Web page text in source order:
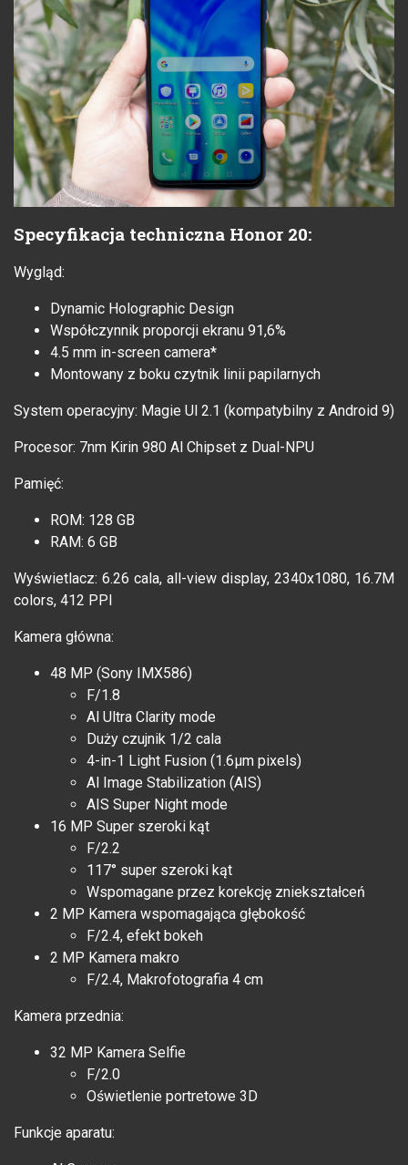
Specyfikacja techniczna Honor 20:
Wygląd:
Dynamic Holographic Design
Współczynnik proporcji ekranu 91,6%
4.5 mm in-screen camera*
Montowany z boku czytnik linii papilarnych
System operacyjny: Magie Ul 2.1 (kompatybilny z Android 9)
Procesor: 7nm Kirin 980 Al Chipset z Dual-NPU
Pamięć:
ROM: 128 GB
RAM: 6 GB
Wyświetlacz: 6.26 cala, all-view display, 2340x1080, 16.7M
colors, 412 PPI
Kamera główna:
48 MP (Sony IMX586)
F/1.8
Al Ultra Clarity mode
Duży czujnik 1/2 cala
4-in-1 Light Fusion (1.6µm pixels)
Al Image Stabilization (AIS)
AIS Super Night mode
16 MP Super szeroki kąt
F/2.2
117° super szeroki kąt
Wspomagane przez korekcję zniekształceń
2 MP Kamera wspomagająca głębokość
F/2.4, efekt bokeh
2 MP Kamera makro
F/2.4, Makrofotografia 4 cm
Kamera przednia:
32 MP Kamera Selfie
F/2.0
Oświetlenie portretowe 3D
Funkcje aparatu: